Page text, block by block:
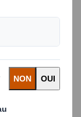
Suivre son
que propose